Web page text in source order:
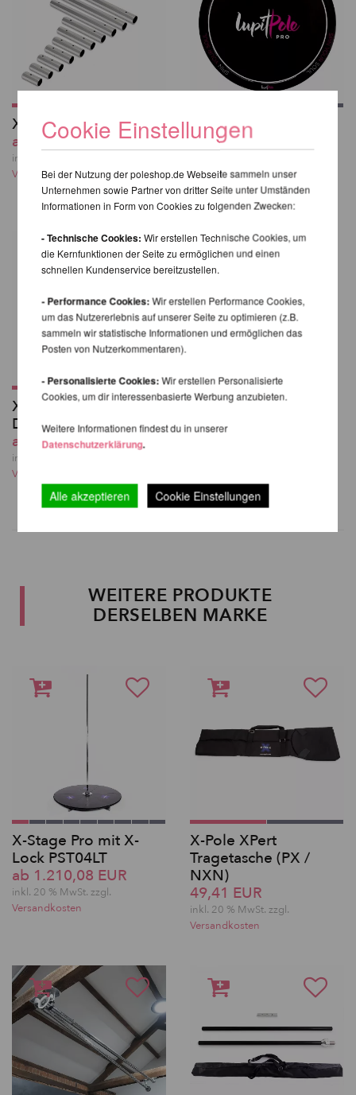
XPole Verlängerung
ab 29,24 EUR
inkl. 20 % MwSt. zzgl.
Versandkosten
Lupit Pole Pro Studio
Bodenaufkleber
inkl. 20 % MwSt. zzgl.
Versandkosten
XPert Pole
Deckenhalterung
ab 151,26 EUR
inkl. 20 % MwSt. zzgl.
Versandkosten
WEITERE PRODUKTE
DERSELBEN MARKE
X-Stage Pro mit X-
Lock PST04LT
ab 1.210,08 EUR
inkl. 20 % MwSt. zzgl.
Versandkosten
X-Pole XPert
Tragetasche (PX /
NXN)
49,41 EUR
inkl. 20 % MwSt. zzgl.
Versandkosten
Cookie Einstellungen
Bei der Nutzung der poleshop.de Webseite sammeln unser
Unternehmen sowie Partner von dritter Seite unter Umständen
Informationen in Form von Cookies zu folgenden Zwecken:
- Technische Cookies: Wir erstellen Technische Cookies, um
die Kernfunktionen der Seite zu ermöglichen und einen
schnellen Kundenservice bereitzustellen.
- Performance Cookies:Wir erstellen Performance Cookies,
um das Nutzererlebnis auf unserer Seite zu optimieren (z.B.
sammeln wir statistische Informationen und ermöglichen das
Posten von Nutzerkommentaren).
- Personalisierte Cookies:Wir erstellen Personalisierte
Cookies, um dir interessenbasierte Werbung anzubieten.
Weitere Informationen findest du in unserer
Datenschutzerklärung.
Alle akzeptieren Cookie Einstellungen